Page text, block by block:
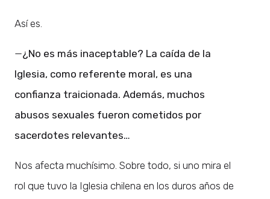
Así es.
—¿No es más inaceptable? La caída de la
Iglesia, como referente moral, es una
confianza traicionada. Además, muchos
abusos sexuales fueron cometidos por
sacerdotes relevantes…
Nos afecta muchísimo. Sobre todo, si uno mira el
rol que tuvo la Iglesia chilena en los duros años de